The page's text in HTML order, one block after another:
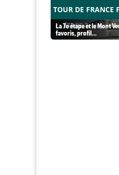
TOUR DE FRANCE
La 7e étape et le Mont
favoris, profil…